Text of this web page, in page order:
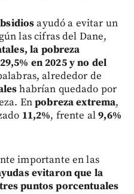
ayudó a evitar un
las cifras del Dane,
la pobreza
en 2025 y no del
alrededor de
habrían quedado por
Enpobreza extrema,
11,2%, frente al9,6%
importante en las
evitaron que la
puntos porcentuales